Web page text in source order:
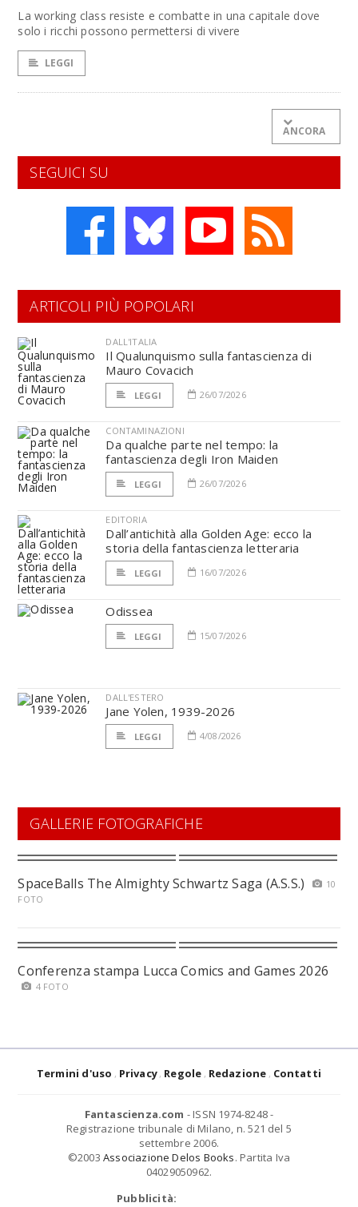
La working class resiste e combatte in una capitale dove
solo i ricchi possono permettersi di vivere
LEGGI
ANCORA
SEGUICI SU
ARTICOLI PIÙ POPOLARI
DALL'ITALIA
Il Qualunquismo sulla fantascienza di
Mauro Covacich
LEGGI 26/07/2026
CONTAMINAZIONI
Da qualche parte nel tempo: la
fantascienza degli Iron Maiden
LEGGI 26/07/2026
EDITORIA
Dall’antichità alla Golden Age: ecco la
storia della fantascienza letteraria
LEGGI 16/07/2026
Odissea
LEGGI 15/07/2026
DALL'ESTERO
Jane Yolen, 1939-2026
LEGGI 4/08/2026
GALLERIE FOTOGRAFICHE
SpaceBalls The Almighty Schwartz Saga (A.S.S.)
10
FOTO
Conferenza stampa Lucca Comics and Games 2026
4 FOTO
Termini d'uso Privacy Regole Redazione Contatti
Fantascienza.com - ISSN 1974-8248 -
Registrazione tribunale di Milano, n. 521 del 5
settembre 2006.
©2003 Associazione Delos Books. Partita Iva
04029050962.
Pubblicità: